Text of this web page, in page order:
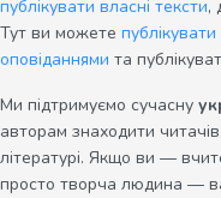
публікувати власні тексти,
Тут ви можете публікувати
оповіданнями та
Ми підтримуємо сучасну
авторам знаходити
літературі. Якщо ви —
просто творча людина —